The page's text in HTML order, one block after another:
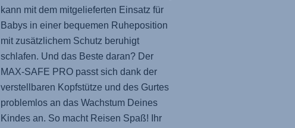
kann mit dem mitgelieferten Einsatz für
Babys in einer bequemen Ruheposition
mit zusätzlichem Schutz beruhigt
schlafen. Und das Beste daran? Der
MAX-SAFE PRO passt sich dank der
verstellbaren Kopfstütze und des Gurtes
problemlos an das Wachstum Deines
Kindes an. So macht Reisen Spaß! Ihr